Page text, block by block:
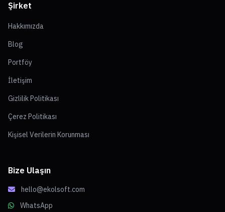
Şirket
Hakkımızda
Blog
Portföy
İletişim
Gizlilik Politikası
Çerez Politikası
Kişisel Verilerin Korunması
Bize Ulaşın
hello@ekolsoft.com
WhatsApp